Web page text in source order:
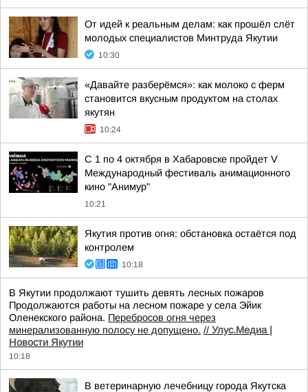
От идей к реальным делам: как прошёл слёт
молодых специалистов Минтруда Якутии
10:30
«Давайте разберёмся»: как молоко с ферм
становится вкусным продуктом на столах
якутян
10:24
С 1 по 4 октября в Хабаровске пройдет V
Международный фестиваль анимационного
кино "Анимур"
10:21
Якутия против огня: обстановка остаётся под
контролем
10:18
В Якутии продолжают тушить девять лесных пожаров
Продолжаются работы на лесном пожаре у села Эйик
Оленекского района. Перебросов огня через
минерализованную полосу не допущено. // Улус.Медиа |
Новости Якутии
10:18
В ветеринарную лечебницу города Якутска